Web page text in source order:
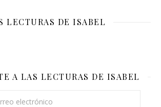
LECTURAS DE ISABEL
A LAS LECTURAS DE ISABEL